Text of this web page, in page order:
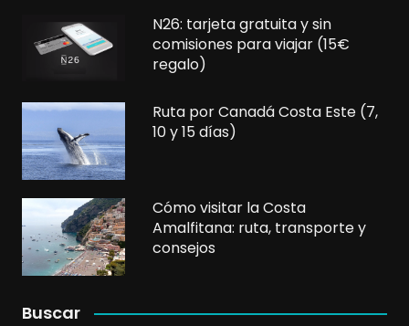
N26: tarjeta gratuita y sin
comisiones para viajar (15€
regalo)
Ruta por Canadá Costa Este (7,
10 y 15 días)
Cómo visitar la Costa
Amalfitana: ruta, transporte y
consejos
Buscar